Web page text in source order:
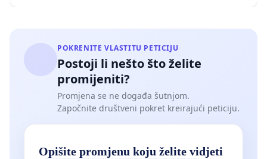
POKRENITE VLASTITU PETICIJU
Postoji li nešto što želite
promijeniti?
Promjena se ne događa šutnjom.
Započnite društveni pokret kreirajući peticiju.
Opišite promjenu koju želite vidjeti